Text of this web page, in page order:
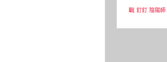
戰 釘釘 陰陽師